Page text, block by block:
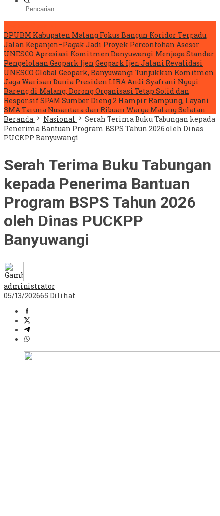
DPUBM Kabupaten Malang Fokus Bangun Koridor Terpadu,
Jalan Kepanjen–Pagak Jadi Proyek Percontohan Asesor
UNESCO Apresiasi Komitmen Banyuwangi Menjaga Standar
Pengelolaan Geopark Ijen Geopark Ijen Jalani Revalidasi
UNESCO Global Geopark, Banyuwangi Tunjukkan Komitmen
Jaga Warisan Dunia Presiden LIRA Andi Syafrani Ngopi
Bareng di Malang, Dorong Organisasi Tetap Solid dan
ResponsifSPAM Sumber Dieng 2 Hampir Rampung, Layani
SMA Taruna Nusantara dan Ribuan Warga Malang Selatan
Beranda
Nasional
Serah Terima Buku Tabungan kepada
Penerima Bantuan Program BSPS Tahun 2026 oleh Dinas
PUCKPP Banyuwangi
Serah Terima Buku Tabungan
kepada Penerima Bantuan
Program BSPS Tahun 2026
oleh Dinas PUCKPP
Banyuwangi
administrator
05/13/202665 Dilihat